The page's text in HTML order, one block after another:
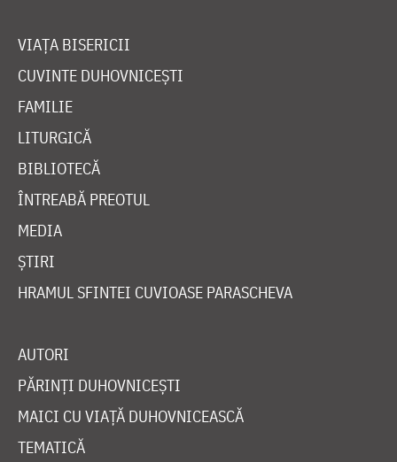
VIAȚA BISERICII
CUVINTE DUHOVNICEȘTI
FAMILIE
LITURGICĂ
BIBLIOTECĂ
ÎNTREABĂ PREOTUL
MEDIA
ȘTIRI
HRAMUL SFINTEI CUVIOASE PARASCHEVA
AUTORI
PĂRINȚI DUHOVNICEȘTI
MAICI CU VIAȚĂ DUHOVNICEASCĂ
TEMATICĂ